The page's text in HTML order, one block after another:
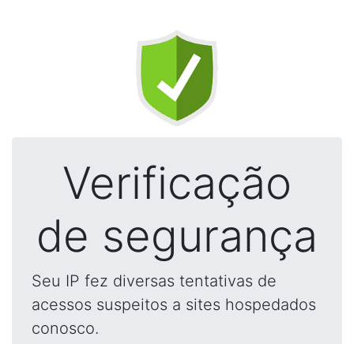
Verificação
de segurança
Seu IP fez diversas tentativas de
acessos suspeitos a sites hospedados
conosco.